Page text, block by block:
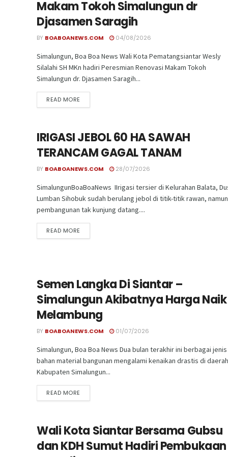
Makam Tokoh Simalungun dr
Djasamen Saragih
BY BOABOANEWS.COM 04/08/2026
Simalungun, Boa Boa News Wali Kota Pematangsiantar Wesly
Silalahi SH MKn hadiri Peresmian Renovasi Makam Tokoh
Simalungun dr. Djasamen Saragih...
READ MORE
IRIGASI JEBOL 60 HA SAWAH
TERANCAM GAGAL TANAM
BY BOABOANEWS.COM 28/07/2026
SimalungunBoaBoaNews IIrigasi tersier di Kelurahan Balata,
Lumban Sihobuk sudah berulang jebol di titik-titik rawan, namun
pembangunan tak kunjung datang....
READ MORE
Semen Langka Di Siantar –
Simalungun Akibatnya Harga Naik
Melambung
BY BOABOANEWS.COM 01/07/2026
Simalungun, Boa Boa News Dua bulan terakhir ini berbagai jenis
bahan material bangunan mengalami kenaikan drastis di daerah
Kabupaten Simalungun...
READ MORE
Wali Kota Siantar Bersama Gubsu
dan KDH Sumut Hadiri Pembukaan